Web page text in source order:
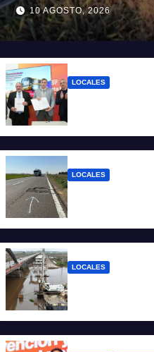
10 AGOSTO, 2026
LOCALES
LOCALES
LOCALES